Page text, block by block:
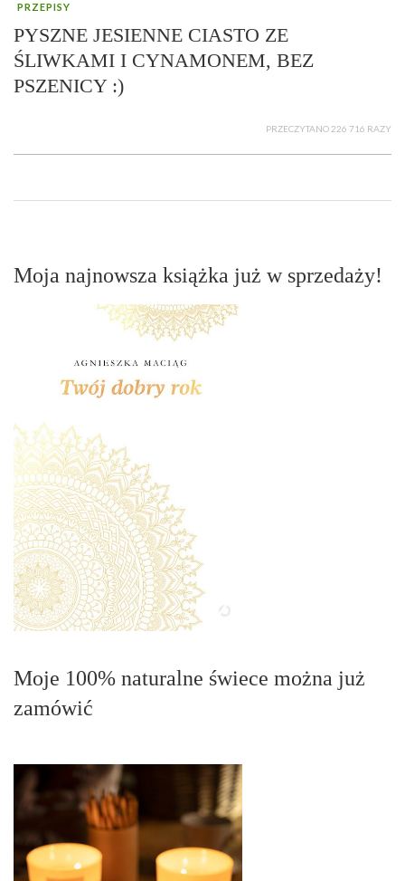
PRZEPISY
PYSZNE JESIENNE CIASTO ZE
ŚLIWKAMI I CYNAMONEM, BEZ
PSZENICY :)
PRZECZYTANO 226 716 RAZY
Moja najnowsza książka już w sprzedaży!
Moje 100% naturalne świece można już
zamówić